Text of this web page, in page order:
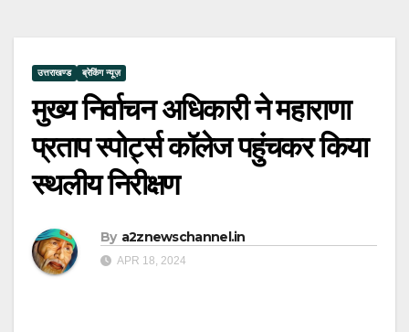
उत्तराखण्ड ब्रेकिंग न्यूज़
मुख्य निर्वाचन अधिकारी ने महाराणा
प्रताप स्पोर्ट्स कॉलेज पहुंचकर किया
स्थलीय निरीक्षण
By a2znewschannel.in
APR 18, 2024